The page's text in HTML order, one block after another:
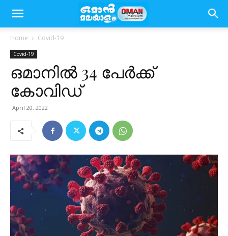
Home Covid-19
Covid-19
ഒമാനിൽ 34 പേർക്ക്
കോവിഡ്
April 20, 2022